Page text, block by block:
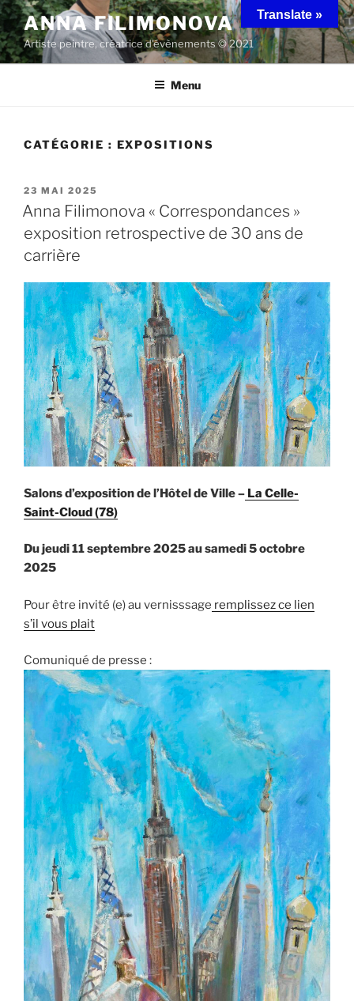
Aller
au
contenu
principal
ANNA FILIMONOVA
Artiste peintre, créatrice d'évènements © 2021
Menu
CATÉGORIE : EXPOSITIONS
PUBLIÉ
LE
23 MAI 2025
Anna Filimonova « Correspondances »
exposition retrospective de 30 ans de
carrière
Salons d’exposition de l’Hôtel de Ville – La Celle-
Saint-Cloud (78)
Du jeudi 11 septembre 2025 au samedi 5 octobre
2025
Pour être invité (e) au vernisssage remplissez ce lien
s’il vous plait
Comuniqué de presse :
Translate »